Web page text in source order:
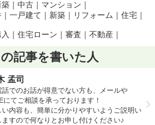
｜中古｜マンション｜
｜一戸建て｜新築｜リフォーム｜住宅｜
入｜住宅ローン｜審査｜不動産｜
記事を書いた人
孟司
話でのお話が得意でない方も、メールや
にてご相談を承っております！
い内容も、簡単に分かりやすいようご説明い
ますので何なりとお申し付けください♪